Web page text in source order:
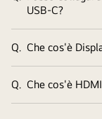
USB-C?
Q. Che cos'è
Q. Che cos'è